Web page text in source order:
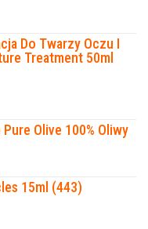
Do Twarzy Oczu I
Treatment 50ml
Olive 100% Oliwy
15ml (443)